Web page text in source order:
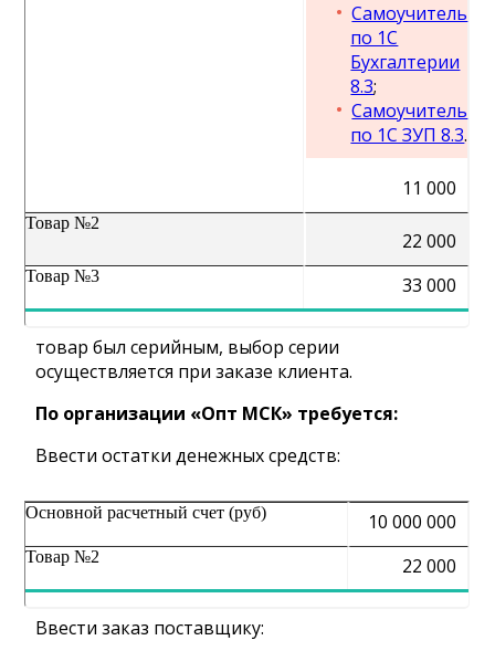
Самоучитель
по 1С
Бухгалтерии
8.3;
Самоучитель
по 1С ЗУП 8.3.
11 000
Товар №2
22 000
Товар №3 33 000
товар был серийным, выбор серии
осуществляется при заказе клиента.
По организации «Опт МСК» требуется:
Ввести остатки денежных средств:
Основной расчетный счет (руб) 10 000 000
Товар №2 22 000
Ввести заказ поставщику: